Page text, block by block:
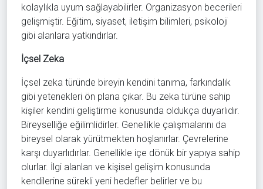
kolaylıkla uyum sağlayabilirler. Organizasyon becerileri
gelişmiştir. Eğitim, siyaset, iletişim bilimleri, psikoloji
gibi alanlara yatkındırlar.
İçsel Zeka
İçsel zeka türünde bireyin kendini tanıma, farkındalık
gibi yetenekleri ön plana çıkar. Bu zeka türüne sahip
kişiler kendini geliştirme konusunda oldukça duyarlıdır.
Bireyselliğe eğilimlidirler. Genellikle çalışmalarını da
bireysel olarak yürütmekten hoşlanırlar. Çevrelerine
karşı duyarlıdırlar. Genellikle içe dönük bir yapıya sahip
olurlar. İlgi alanları ve kişisel gelişim konusunda
kendilerine sürekli yeni hedefler belirler ve bu